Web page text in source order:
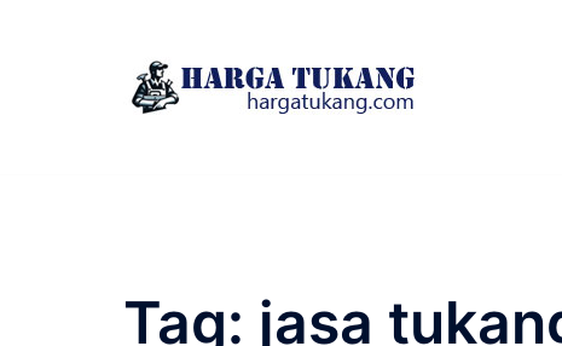
Tag: jasa